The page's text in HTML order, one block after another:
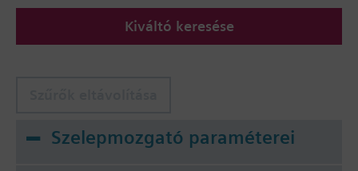
fagyvállóval kevert víz
A szelepek szabályozhatók Siemens SSA.. / STA.. és
Kiváltó keresése
Szelepmozgató paraméterei